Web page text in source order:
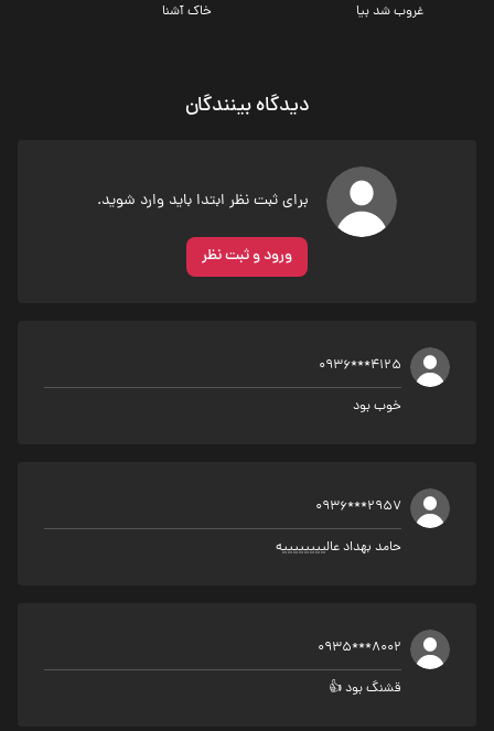
غروب شد بیا خاک آشنا
دیدگاه بینندگان
برای ثبت نظر ابتدا باید وارد شوید.
ورود و ثبت نظر
0936***4125
خوب بود
0936***2957
حامد بهداد عالییییییییه
0935***8002
قشنگ بود 👍